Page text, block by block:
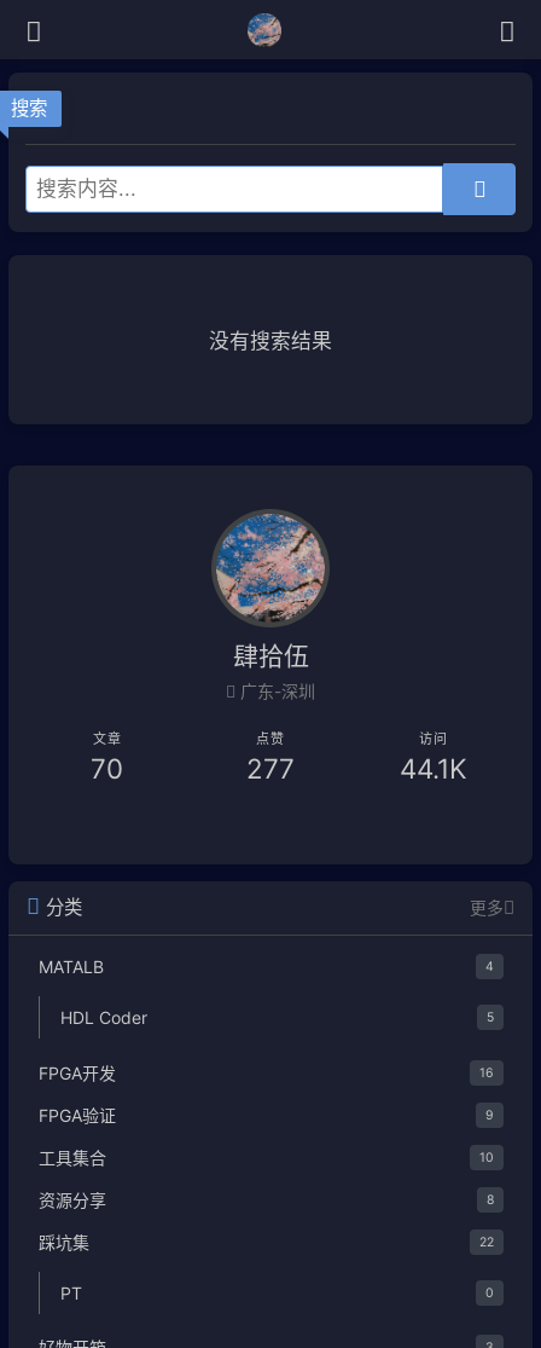
搜索
没有搜索结果
肆拾伍
广东-深圳
文章
70
点赞
277
访问
44.1K
分类 更多
MATALB 4
HDL Coder 5
FPGA开发 16
FPGA验证 9
工具集合 10
资源分享 8
踩坑集 22
PT 0